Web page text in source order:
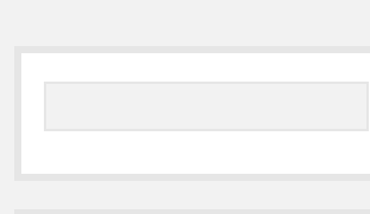
Seitenleiste